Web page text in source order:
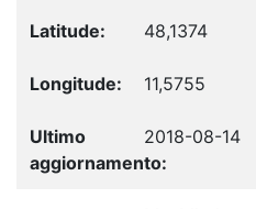
48,1374
11,5755
2018-08-14